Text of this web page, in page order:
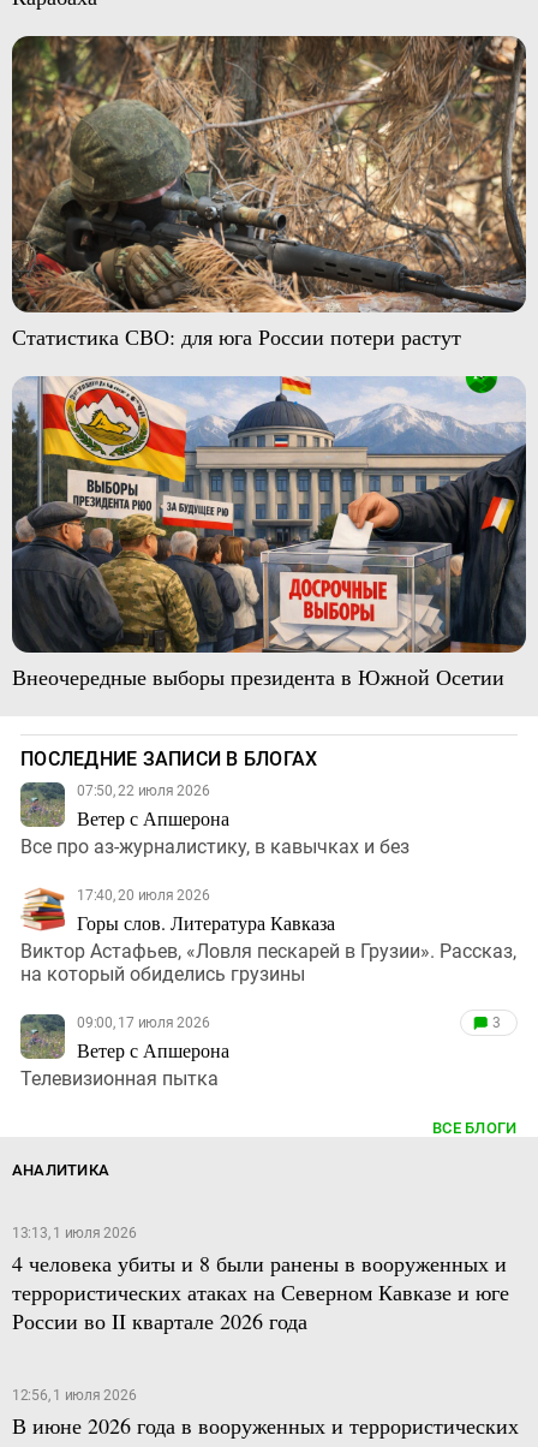
Статистика СВО: для юга России потери растут
Внеочередные выборы президента в Южной Осетии
ПОСЛЕДНИЕ ЗАПИСИ В БЛОГАХ
07:50, 22 июля 2026
Ветер с Апшерона
Все про аз-журналистику, в кавычках и без
17:40, 20 июля 2026
Горы слов. Литература Кавказа
Виктор Астафьев, «Ловля пескарей в Грузии». Рассказ,
на который обиделись грузины
09:00, 17 июля 2026
Ветер с Апшерона
3
Телевизионная пытка
ВСЕ БЛОГИ
АНАЛИТИКА
13:13, 1 июля 2026
4 человека убиты и 8 были ранены в вооруженных и
террористических атаках на Северном Кавказе и юге
России во II квартале 2026 года
12:56, 1 июля 2026
В июне 2026 года в вооруженных и террористических